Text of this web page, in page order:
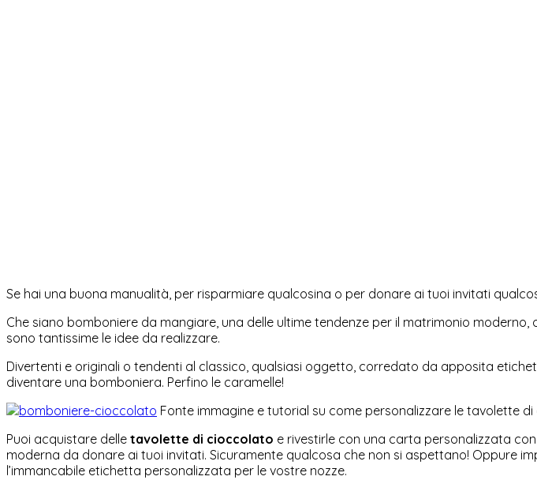
Se hai una buona manualità, per risparmiare qualcosina o per donare ai tuoi invitati
Che siano bomboniere da mangiare, una delle ultime tendenze per il matrimonio
sono tantissime le idee da realizzare.
Divertenti e originali o tendenti al classico, qualsiasi oggetto, corredato da apposita
diventare una bomboniera. Perfino le caramelle!
Fonte immagine e tutorial su come personalizzare le tavolette
Puoi acquistare delle tavolette di cioccolato e rivestirle con una carta personalizzata
moderna da donare ai tuoi invitati. Sicuramente qualcosa che non si aspettano! Oppure
l’immancabile etichetta personalizzata per le vostre nozze.